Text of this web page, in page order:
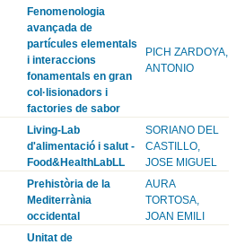
Fenomenologia
avançada de
partícules elementals
i interaccions
fonamentals en gran
col·lisionadors i
factories de sabor
PICH ZARDOYA,
ANTONIO
Living-Lab
d'alimentació i salut -
Food&HealthLabLL
SORIANO DEL
CASTILLO,
JOSE MIGUEL
Prehistòria de la
Mediterrània
occidental
AURA
TORTOSA,
JOAN EMILI
Unitat de